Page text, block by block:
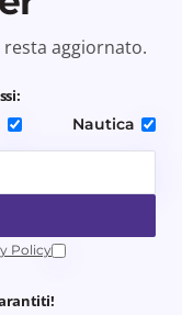
aggiornato.
Nautica
Policy